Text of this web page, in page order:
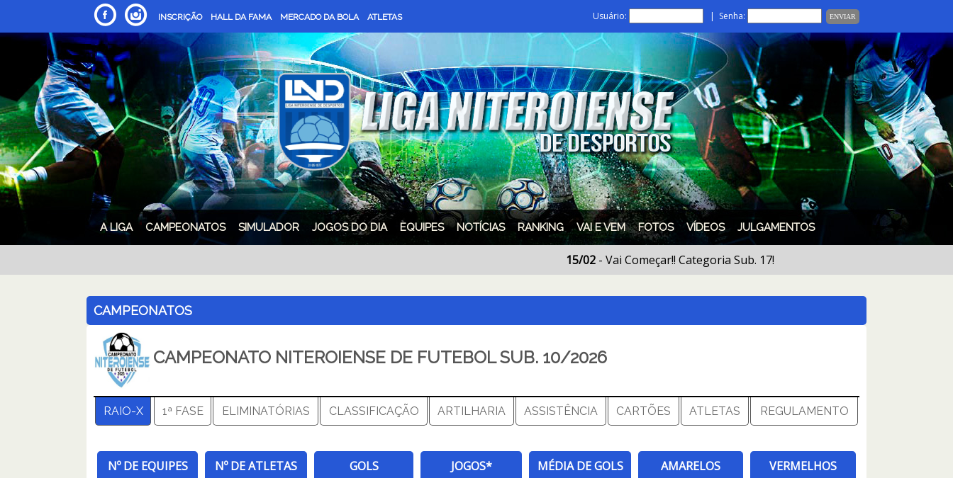
INSCRIÇÃO HALL DA FAMA MERCADO DA BOLA ATLETAS Usuário: | Senha:
A LIGA CAMPEONATOS SIMULADOR JOGOS DO DIA EQUIPES NOTÍCIAS RANKING VAI E VEM FOTOS VÍDEOS JULGAMENTOS
- Vai Começar!! Categoria Sub. 17!
CAMPEONATOS
CAMPEONATO NITEROIENSE DE FUTEBOL SUB. 10/2026
RAIO-X 1ª FASE ELIMINATÓRIAS CLASSIFICAÇÃO ARTILHARIA ASSISTÊNCIA CARTÕES ATLETAS REGULAMENTO
Nº DE EQUIPES Nº DE ATLETAS GOLS JOGOS* MÉDIA DE GOLS AMARELOS VERMELHOS